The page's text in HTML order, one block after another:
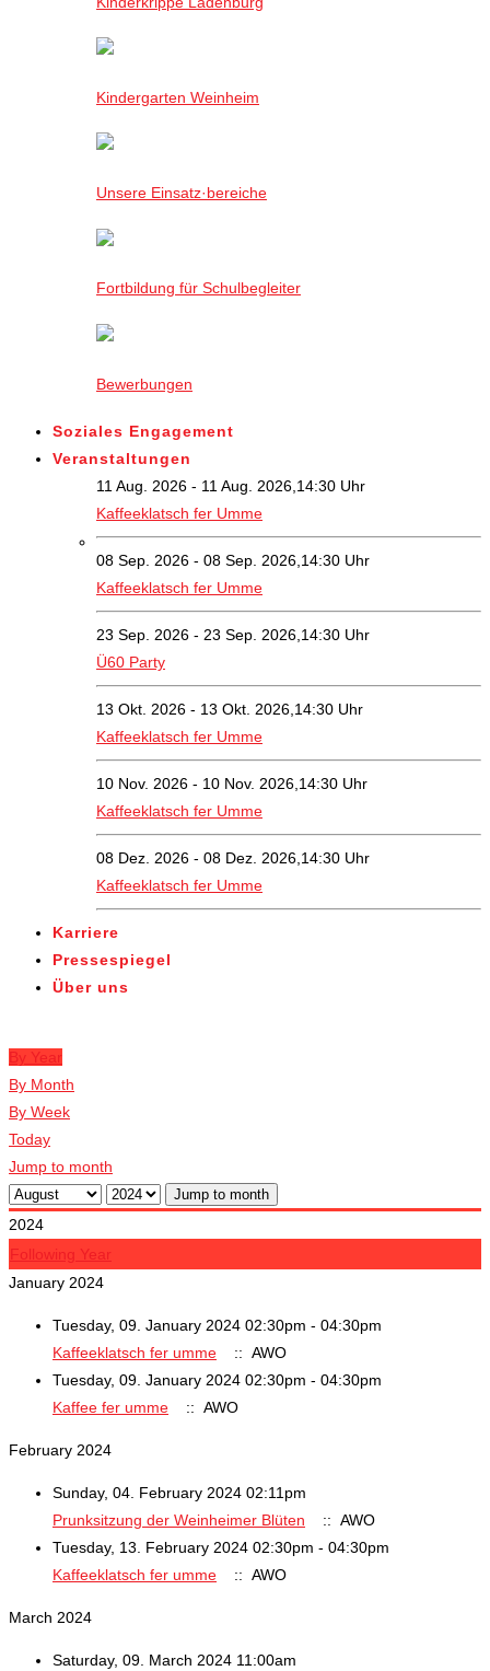
Kindergarten Weinheim
Unsere Einsatz·bereiche
Fortbildung für Schulbegleiter
Bewerbungen
Soziales Engagement
Veranstaltungen
11 Aug. 2026 - 11 Aug. 2026,14:30 Uhr
Kaffeeklatsch fer Umme
08 Sep. 2026 - 08 Sep. 2026,14:30 Uhr
Kaffeeklatsch fer Umme
23 Sep. 2026 - 23 Sep. 2026,14:30 Uhr
Ü60 Party
13 Okt. 2026 - 13 Okt. 2026,14:30 Uhr
Kaffeeklatsch fer Umme
10 Nov. 2026 - 10 Nov. 2026,14:30 Uhr
Kaffeeklatsch fer Umme
08 Dez. 2026 - 08 Dez. 2026,14:30 Uhr
Kaffeeklatsch fer Umme
Karriere
Pressespiegel
Über uns
By Year
By Month
By Week
Today
Jump to month
Jump to month
2024
Following Year
January 2024
Tuesday, 09. January 2024 02:30pm - 04:30pm
Kaffeeklatsch fer umme
:: AWO
Tuesday, 09. January 2024 02:30pm - 04:30pm
Kaffee fer umme
:: AWO
February 2024
Sunday, 04. February 2024 02:11pm
Prunksitzung der Weinheimer Blüten
:: AWO
Tuesday, 13. February 2024 02:30pm - 04:30pm
Kaffeeklatsch fer umme
:: AWO
March 2024
Saturday, 09. March 2024 11:00am